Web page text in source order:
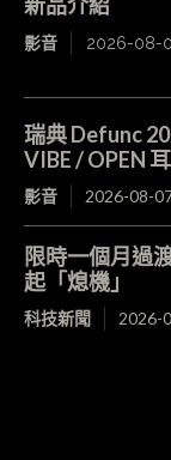
影音 2026-08-
瑞典 Defunc
VIBE / OPEN
影音 2026-08-
限時一個月過
起「熄機」
科技新聞 2026-